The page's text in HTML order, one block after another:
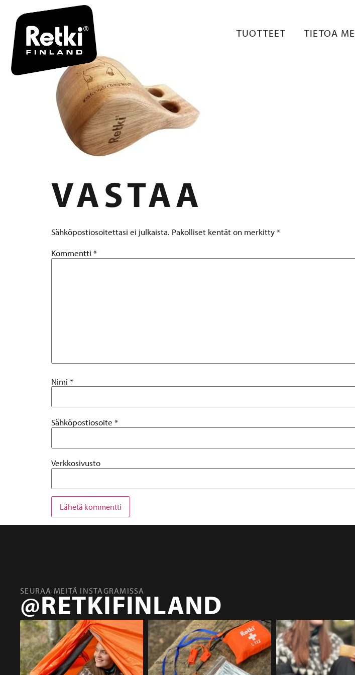
TUOTTEET TIETOA
VASTAA
Sähköpostiosoitettasi ei julkaista. Pakolliset kentät on merkitty*
Kommentti *
Nimi *
Sähköpostiosoite *
Verkkosivusto
SEURAA MEITÄ INSTAGRAMISSA
@RETKIFINLAND